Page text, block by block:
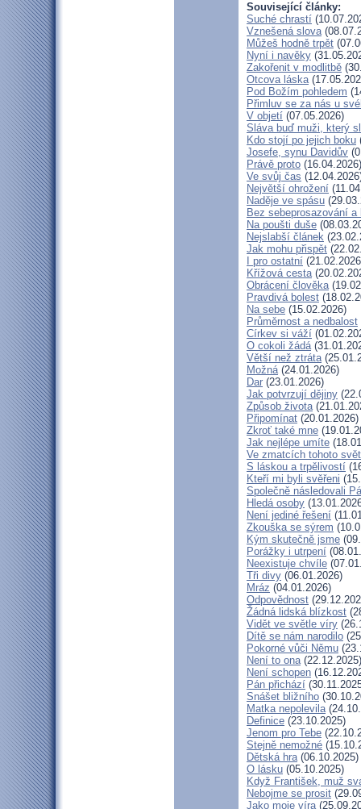
Související články:
Suché chrastí
Vznešená slova
Můžeš hodně trpět
Nyní i navěky
Zakořenit v modlitbě
Otcova láska
Pod Božím pohledem
Přimluv se za nás u
V objetí (07.05.2026)
Sláva buď muži, který
Kdo stojí po jejich boku
Josefe, synu Davidův
Právě proto (16.04.2026)
Ve svůj čas
Největší ohrožení
Naděje ve spásu
Bez sebeprosazování
Na poušti duše
Nejslabší článek
Jak mohu přispět
I pro ostatní
Křížová cesta
Obrácení člověka
Pravdivá bolest
Na sebe (15.02.2026)
Průměrnost a nedbalost
Církev si váží
O cokoli žádá
Větší než ztráta
Možná(24.01.2026)
Dar (23.01.2026)
Jak potvrzují dějiny
Způsob života
Připomínat (20.01.2026)
Zkroť také mne
Jak nejlépe umíte
Ve zmatcích tohoto
S láskou a trpělivostí
Kteří mi byli svěřeni
Společně následovali
Hledá osoby
Není jediné řešení
Zkouška se sýrem
Kým skutečně jsme
Porážky i utrpení
Neexistuje chvíle
Tři divy (06.01.2026)
Mráz (04.01.2026)
Odpovědnost
Žádná lidská blízkost
Vidět ve světle víry
Dítě se nám narodilo
Pokorné vůči Němu
Není to ona(22.12.2025)
Není schopen
Pán přichází
Snášet bližního
Matka nepolevila
Definice (23.10.2025)
Jenom pro Tebe
Stejně nemožné
Dětská hra(06.10.2025)
O lásku (05.10.2025)
Když František, muž
Nebojme se prosit
Jako moje víra